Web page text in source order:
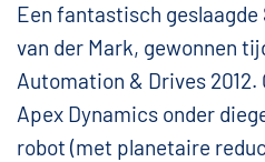
Een fantastisch geslaagde
van der Mark, gewonnen
Automation & Drives 2012.
Apex Dynamics onder
robot (met planetaire